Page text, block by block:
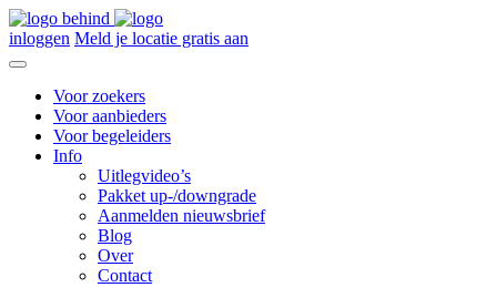
inloggen Meld je locatie gratis aan
Voor zoekers
Voor aanbieders
Voor begeleiders
Info
Uitlegvideo’s
Pakket up-/downgrade
Aanmelden nieuwsbrief
Blog
Over
Contact